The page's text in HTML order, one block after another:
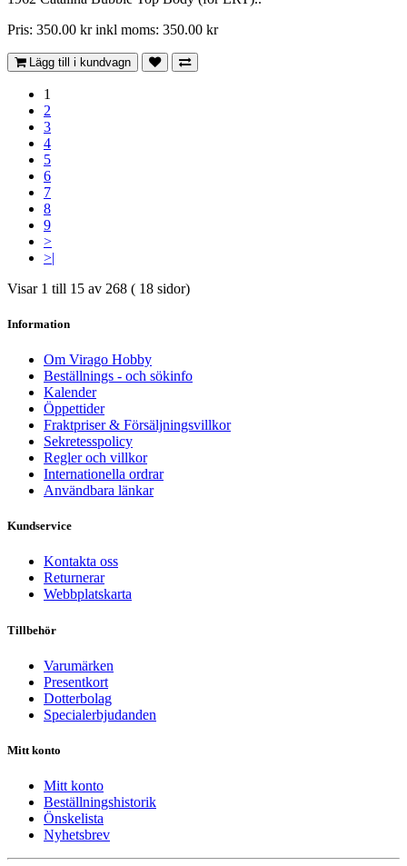
Pris: 350.00 krinkl moms: 350.00 kr
Lägg till i kundvagn
1
2
3
4
5
6
7
8
9
>
>|
Visar 1 till 15 av 268 ( 18 sidor)
Information
Om Virago Hobby
Beställnings - och sökinfo
Kalender
Öppettider
Fraktpriser & Försäljningsvillkor
Sekretesspolicy
Regler och villkor
Internationella ordrar
Användbara länkar
Kundservice
Kontakta oss
Returnerar
Webbplatskarta
Tillbehör
Varumärken
Presentkort
Dotterbolag
Specialerbjudanden
Mitt konto
Mitt konto
Beställningshistorik
Önskelista
Nyhetsbrev